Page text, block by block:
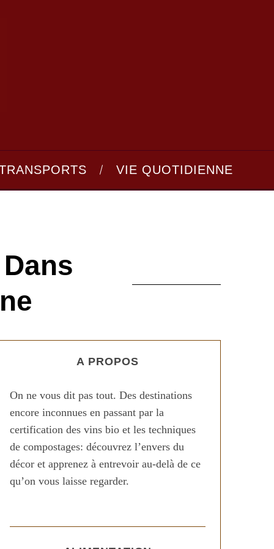
VIE QUOTIDIENNE
A PROPOS
On ne vous dit pas tout. Des destinations
encore inconnues en passant par la
certification des vins bio et les techniques
de compostages: découvrez l’envers du
décor et apprenez à entrevoir au-delà de ce
qu’on vous laisse regarder.